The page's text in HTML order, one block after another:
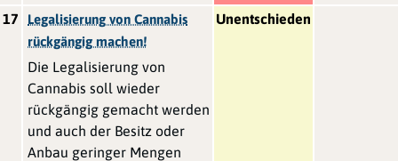
17
Legalisierung von Cannabis
rückgängig machen!
Die Legalisierung von
Cannabis soll wieder
rückgängig gemacht werden
und auch der Besitz oder
Anbau geringer Mengen
Unentschieden